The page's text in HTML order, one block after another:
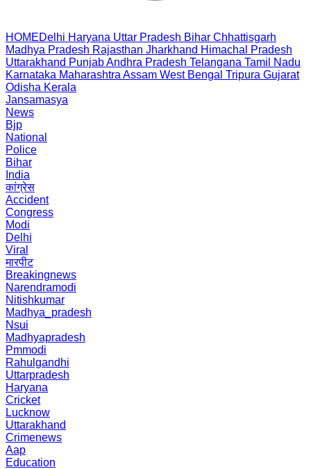
HOMEDelhi Haryana Uttar Pradesh Bihar Chhattisgarh
Madhya Pradesh Rajasthan Jharkhand Himachal Pradesh
Uttarakhand PunjabAndhra Pradesh Telangana Tamil Nadu
Karnataka Maharashtra Assam West Bengal Tripura Gujarat
Odisha Kerala
Jansamasya
News
Bjp
National
Police
Bihar
India
कांग्रेस
Accident
Congress
Modi
Delhi
Viral
मारपीट
Breakingnews
Narendramodi
Nitishkumar
Madhya_pradesh
Nsui
Madhyapradesh
Pmmodi
Rahulgandhi
Uttarpradesh
Haryana
Cricket
Lucknow
Uttarakhand
Crimenews
Aap
Education